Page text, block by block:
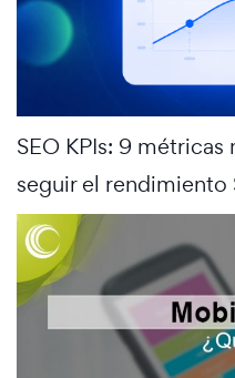
SEO KPIs: 9
seguir el rendimiento